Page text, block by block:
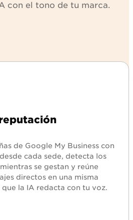
con el tono de tu marca.
de Google My Business con
cada sede, detecta los
se gestan y reúne
directos en una misma
que la IA redacta con tu voz.